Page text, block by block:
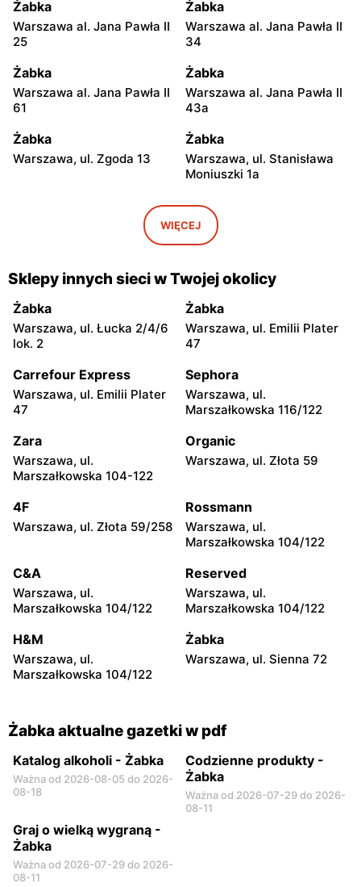
Żabka
Warszawa al. Jana Pawła II
25
Żabka
Warszawa al. Jana Pawła II
34
Żabka
Warszawa al. Jana Pawła II
61
Żabka
Warszawa al. Jana Pawła II
43a
Żabka
Warszawa, ul. Zgoda 13
Żabka
Warszawa, ul. Stanisława
Moniuszki 1a
Świętokrzyska 0 Stacja
Żabka
Warszawa, ul. Grzybowska
5
Żabka
Łódź, ul. Żurawia 14
Żabka
Warszawa, ul. Żurawia 18
Żabka Żabka
104
Żabka
2
Żabka
Żabka
Chałubińskiego 8
Żabka
Żabka
4
Żabka
Żabka Żabka
Żabka
Warszawa, ul. Prosta 2/14
Żabka
WIĘCEJ
Sklepy innych sieci w Twojej okolicy
Żabka
Warszawa, ul. Łucka 2/4/6
lok. 2
Żabka
Warszawa, ul. Emilii Plater
47
Carrefour Express
Warszawa, ul. Emilii Plater
47
Sephora
Warszawa, ul.
Marszałkowska 116/122
Zara
Warszawa, ul.
Marszałkowska 104-122
Organic
Warszawa, ul. Złota 59
4F
Warszawa, ul. Złota 59/258
Rossmann
Warszawa, ul.
Marszałkowska 104/122
C&A
Warszawa, ul.
Marszałkowska 104/122
Reserved
Warszawa, ul.
Marszałkowska 104/122
H&M
Warszawa, ul.
Marszałkowska 104/122
Żabka
Warszawa, ul. Sienna 72
Żabka aktualne gazetki w pdf
Katalog alkoholi - Żabka
Ważna od 2026-08-05 do 2026-
08-18
Codzienne produkty -
Żabka
Ważna od 2026-07-29 do 2026-
08-11
Graj o wielką wygraną -
Żabka
Ważna od 2026-07-29 do 2026-
08-11